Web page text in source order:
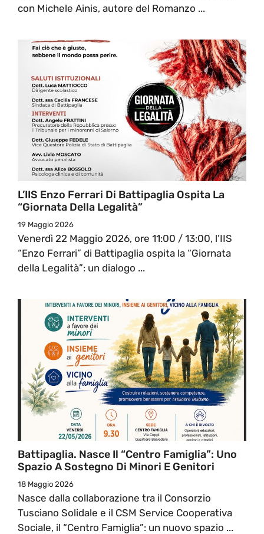
con Michele Ainis, autore del Romanzo ...
L’IIS Enzo Ferrari Di Battipaglia Ospita La
“Giornata Della Legalità”
19 Maggio 2026
Venerdì 22 Maggio 2026, ore 11:00 / 13:00, l’IIS
“Enzo Ferrari” di Battipaglia ospita la “Giornata
della Legalità”: un dialogo ...
Battipaglia. Nasce Il “Centro Famiglia”: Uno
Spazio A Sostegno Di Minori E Genitori
18 Maggio 2026
Nasce dalla collaborazione tra il Consorzio
Tusciano Solidale e il CSM Service Cooperativa
Sociale, il “Centro Famiglia”: un nuovo spazio ...